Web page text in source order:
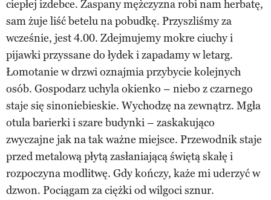
ciepłej izdebce. Zaspany mężczyzna robi nam herbatę,
sam żuje liść betelu na pobudkę. Przyszliśmy za
wcześnie, jest 4.00. Zdejmujemy mokre ciuchy i
pijawki przyssane do łydek i zapadamy w letarg.
Łomotanie w drzwi oznajmia przybycie kolejnych
osób. Gospodarz uchyla okienko – niebo z czarnego
staje się sinoniebieskie. Wychodzę na zewnątrz. Mgła
otula barierki i szare budynki – zaskakująco
zwyczajne jak na tak ważne miejsce. Przewodnik staje
przed metalową płytą zasłaniającą świętą skałę i
rozpoczyna modlitwę. Gdy kończy, każe mi uderzyć w
dzwon. Pociągam za ciężki od wilgoci sznur.